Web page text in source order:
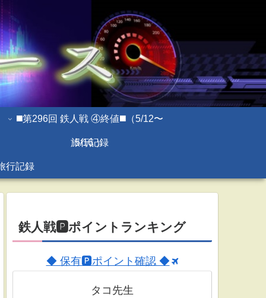
◼️第296回 鉄人戦 ④終値◼️（5/12〜
5/16 ）
旅行記録
行記録
鉄人戦🅿ポイントランキング
◆ 保有🅿ポイント確認 ◆
タコ先生